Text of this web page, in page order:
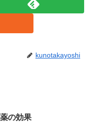
kunotakayoshi
の効果